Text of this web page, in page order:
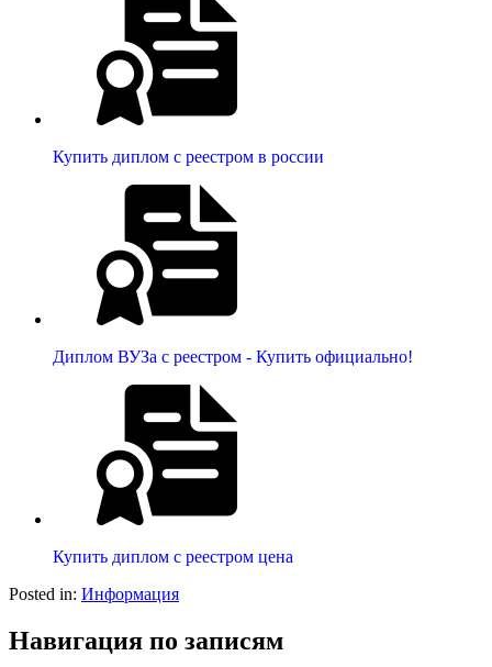
Купить диплом с реестром в россии
Диплом ВУЗа с реестром - Купить официально!
Купить диплом с реестром цена
Posted in: Информация
Навигация по записям